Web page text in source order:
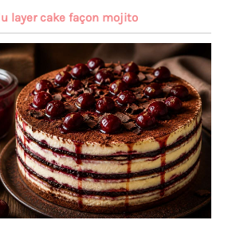
layer cake façon mojito